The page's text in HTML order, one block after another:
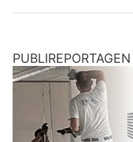
PUBLIREPORTAGEN